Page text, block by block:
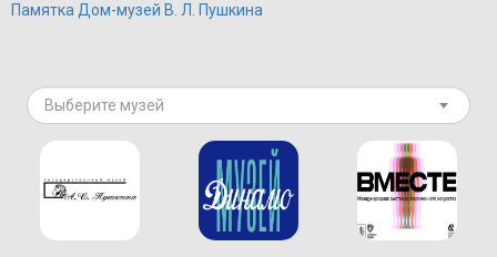
Памятка Дом-музей В. Л. Пушкина
Выберите музей